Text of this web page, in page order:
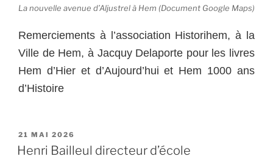
La nouvelle avenue d’Aljustrel à Hem (Document Google Maps)
Remerciements à l’association Historihem, à la
Ville de Hem, à Jacquy Delaporte pour les livres
Hem d’Hier et d’Aujourd’hui et Hem 1000 ans
d’Histoire
PUBLIÉ
LE
21 MAI 2026
Henri Bailleul directeur d’école